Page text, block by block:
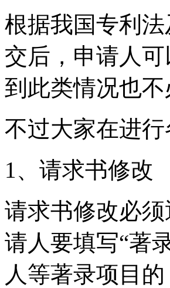
根据我国专利
交后，申请人
到此类情况也
不过大家在进
1、请求书修改
请求书修改必
请人要填写“著
人等著录项目